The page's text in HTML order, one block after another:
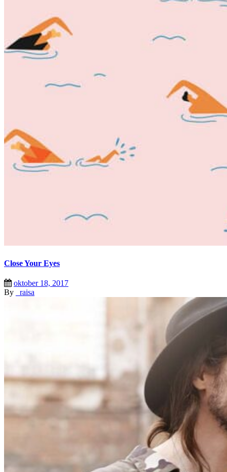
Close Your Eyes
oktober 18, 2017
By
_raisa